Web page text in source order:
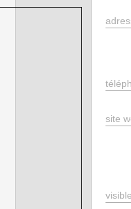
site